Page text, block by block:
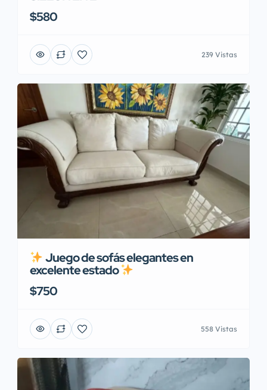
$580
239 Vistas
Juego de sofás elegantes en
excelente estado
$750
558 Vistas